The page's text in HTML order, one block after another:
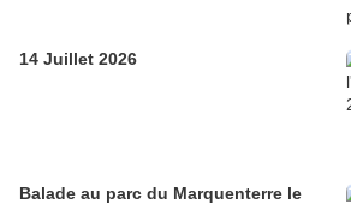
14 Juillet 2026
Balade au parc du Marquenterre le